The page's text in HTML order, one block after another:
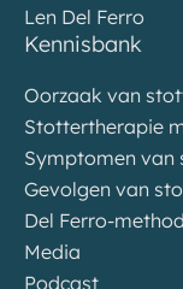
Len Del Ferro
Kennisbank
Oorzaak van
Stottertherapie
Symptomen van
Gevolgen van
Del Ferro-
Media
Podcast